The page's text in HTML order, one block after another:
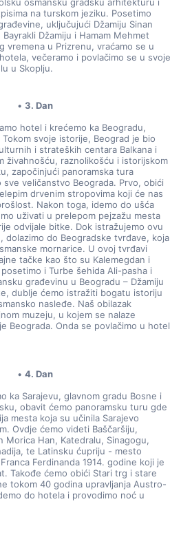
na turskom jeziku. Posetimo
uključujući Džamiju Sinan
Džamiju i Hamam Mehmet
vremena u Prizrenu, vraćamo se u
večeramo i povlačimo se u svoje
u Skoplju.
3. Dan
hotel i krećemo ka Beogradu,
svoje istorije, Beograd je bio
i strateških centara Balkana i
živahnošću, raznolikošću i istorijskom
započinjući panoramska tura
sve veličanstvo Beograda. Prvo, obići
drvenim stropovima koji će nas
Nakon toga, idemo do ušća
uživati u prelepom pejzažu mesta
odvijale bitke. Dok istražujemo ovu
dolazimo do Beogradske tvrđave, koja
mornarice. U ovoj tvrđavi
tačke kao što su Kalemegdan i
i Turbe šehida Ali-pasha i
građevinu u Beogradu – Džamiju
dublje ćemo istražiti bogatu istoriju
nasleđe. Naš obilazak
muzeju, u kojem se nalaze
Beograda. Onda se povlačimo u hotel
4. Dan
ka Sarajevu, glavnom gradu Bosne i
obavit ćemo panoramsku turu gde
mesta koja su učinila Sarajevo
Ovdje ćemo videti Baščaršiju,
Morica Han, Katedralu, Sinagogu,
te Latinsku ćupriju - mesto
Ferdinanda 1914. godine koji je
Takođe ćemo obići Stari trg i stare
tokom 40 godina upravljanja Austro-
do hotela i provodimo noć u